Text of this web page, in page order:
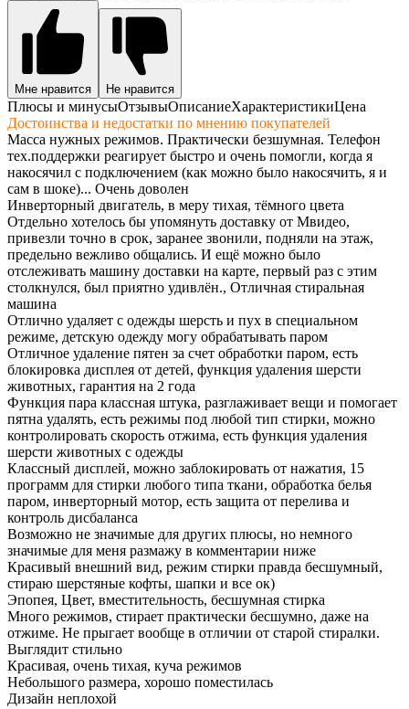
Мне нравится Не нравится
Плюсы и минусыОтзывыОписаниеХарактеристикиЦена
Достоинства и недостатки по мнению покупателей
Масса нужных режимов. Практически безшумная. Телефон
тех.поддержки реагирует быстро и очень помогли, когда я
накосячил с подключением (как можно было накосячить, я и
сам в шоке)... Очень доволен
Инверторный двигатель, в меру тихая, тёмного цвета
Отдельно хотелось бы упомянуть доставку от Мвидео,
привезли точно в срок, заранее звонили, подняли на этаж,
предельно вежливо общались. И ещё можно было
отслеживать машину доставки на карте, первый раз с этим
столкнулся, был приятно удивлён., Отличная стиральная
машина
Отлично удаляет с одежды шерсть и пух в специальном
режиме, детскую одежду могу обрабатывать паром
Отличное удаление пятен за счет обработки паром, есть
блокировка дисплея от детей, функция удаления шерсти
животных, гарантия на 2 года
Функция пара классная штука, разглаживает вещи и помогает
пятна удалять, есть режимы под любой тип стирки, можно
контролировать скорость отжима, есть функция удаления
шерсти животных с одежды
Классный дисплей, можно заблокировать от нажатия, 15
программ для стирки любого типа ткани, обработка белья
паром, инверторный мотор, есть защита от перелива и
контроль дисбаланса
Возможно не значимые для других плюсы, но немного
значимые для меня размажу в комментарии ниже
Красивый внешний вид, режим стирки правда бесшумный,
стираю шерстяные кофты, шапки и все ок)
Эпопея, Цвет, вместительность, бесшумная стирка
Много режимов, стирает практически бесшумно, даже на
отжиме. Не прыгает вообще в отличии от старой стиралки.
Выглядит стильно
Красивая, очень тихая, куча режимов
Небольшого размера, хорошо поместилась
Дизайн неплохой